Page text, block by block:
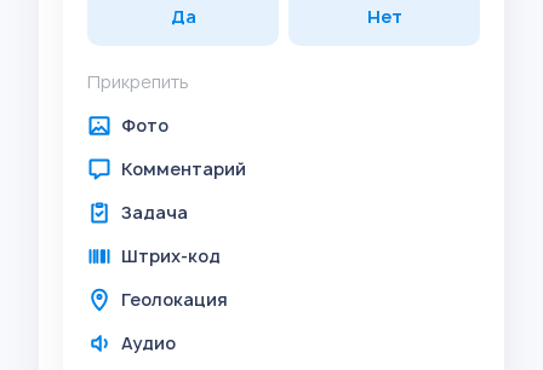
Да Нет
Прикрепить
Фото
Комментарий
Задача
Штрих-код
Геолокация
Аудио